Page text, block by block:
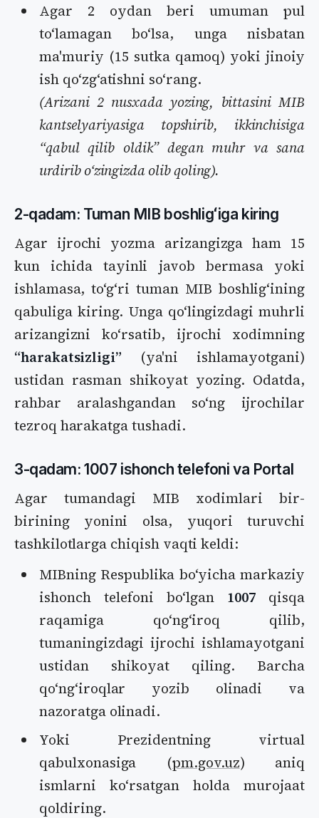
Agar 2 oydan beri umuman pul
toʻlamagan boʻlsa, unga nisbatan
ma'muriy (15 sutka qamoq) yoki jinoiy
ish qoʻzgʻatishni soʻrang.
(Arizani 2 nusxada yozing, bittasini MIB
kantselyariyasiga topshirib, ikkinchisiga
“qabul qilib oldik” degan muhr va sana
urdirib oʻzingizda olib qoling).
2-qadam: Tuman MIB boshligʻiga kiring
Agar ijrochi yozma arizangizga ham 15
kun ichida tayinli javob bermasa yoki
ishlamasa, toʻgʻri tuman MIB boshligʻining
qabuliga kiring. Unga qoʻlingizdagi muhrli
arizangizni koʻrsatib, ijrochi xodimning
“harakatsizligi” (ya'ni ishlamayotgani)
ustidan rasman shikoyat yozing. Odatda,
rahbar aralashgandan soʻng ijrochilar
tezroq harakatga tushadi.
3-qadam: 1007 ishonch telefoni va Portal
Agar tumandagi MIB xodimlari bir-
birining yonini olsa, yuqori turuvchi
tashkilotlarga chiqish vaqti keldi:
MIBning Respublika boʻyicha markaziy
ishonch telefoni boʻlgan 1007qisqa
raqamiga qoʻngʻiroq qilib,
tumaningizdagi ijrochi ishlamayotgani
ustidan shikoyat qiling. Barcha
qoʻngʻiroqlar yozib olinadi va
nazoratga olinadi.
Yoki Prezidentning virtual
qabulxonasiga (pm.gov.uz) aniq
ismlarni koʻrsatgan holda murojaat
qoldiring.